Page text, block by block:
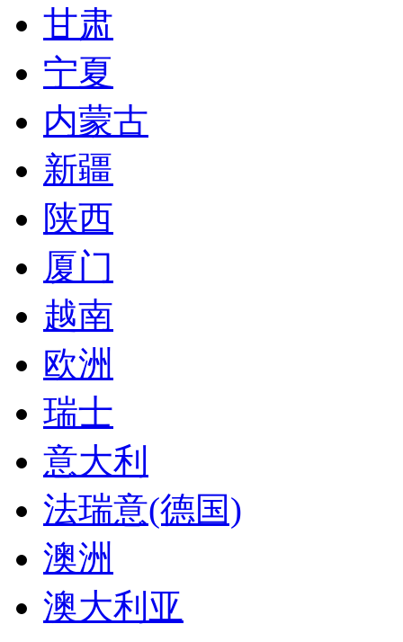
甘肃
宁夏
内蒙古
新疆
陕西
厦门
越南
欧洲
瑞士
意大利
法瑞意(德国)
澳洲
澳大利亚